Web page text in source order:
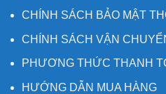
CHÍNH SÁCH BẢO MẬT
CHÍNH SÁCH VẬN
PHƯƠNG THỨC THANH
HƯỚNG DẪN MUA HÀNG